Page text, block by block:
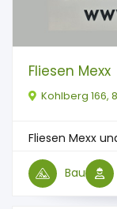
Fliesen Mexx
Kohlberg 166,
Fliesen Mexx
Bau